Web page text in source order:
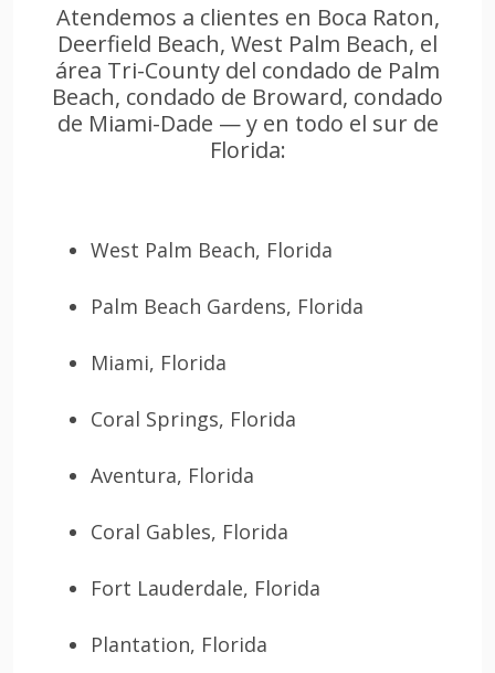
Atendemos a clientes en Boca Raton,
Deerfield Beach, West Palm Beach, el
área Tri-County del condado de Palm
Beach, condado de Broward, condado
de Miami-Dade — y en todo el sur de
Florida:
West Palm Beach, Florida
Palm Beach Gardens, Florida
Miami, Florida
Coral Springs, Florida
Aventura, Florida
Coral Gables, Florida
Fort Lauderdale, Florida
Plantation, Florida